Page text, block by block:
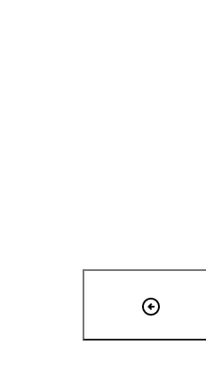
ALTERNATIVE
ALTERNATIVE